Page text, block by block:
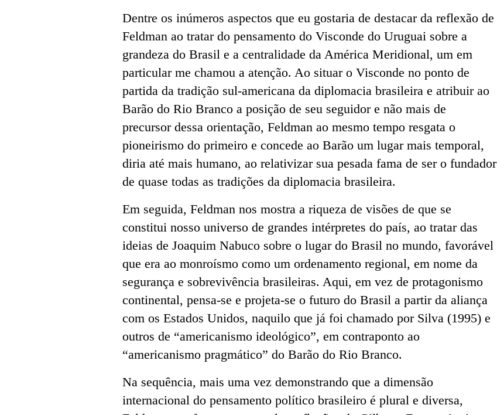
Dentre os inúmeros aspectos que eu gostaria de destacar da reflexão de
Feldman ao tratar do pensamento do Visconde do Uruguai sobre a
grandeza do Brasil e a centralidade da América Meridional, um em
particular me chamou a atenção. Ao situar o Visconde no ponto de
partida da tradição sul-americana da diplomacia brasileira e atribuir ao
Barão do Rio Branco a posição de seu seguidor e não mais de
precursor dessa orientação, Feldman ao mesmo tempo resgata o
pioneirismo do primeiro e concede ao Barão um lugar mais temporal,
diria até mais humano, ao relativizar sua pesada fama de ser o fundador
de quase todas as tradições da diplomacia brasileira.
Em seguida, Feldman nos mostra a riqueza de visões de que se
constitui nosso universo de grandes intérpretes do país, ao tratar das
ideias de Joaquim Nabuco sobre o lugar do Brasil no mundo, favorável
que era ao monroísmo como um ordenamento regional, em nome da
segurança e sobrevivência brasileiras. Aqui, em vez de protagonismo
continental, pensa-se e projeta-se o futuro do Brasil a partir da aliança
com os Estados Unidos, naquilo que já foi chamado por Silva (1995) e
outros de “americanismo ideológico”, em contraponto ao
“americanismo pragmático” do Barão do Rio Branco.
Na sequência, mais uma vez demonstrando que a dimensão
internacional do pensamento político brasileiro é plural e diversa,